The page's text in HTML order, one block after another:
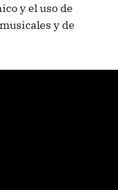
y el uso de
y de